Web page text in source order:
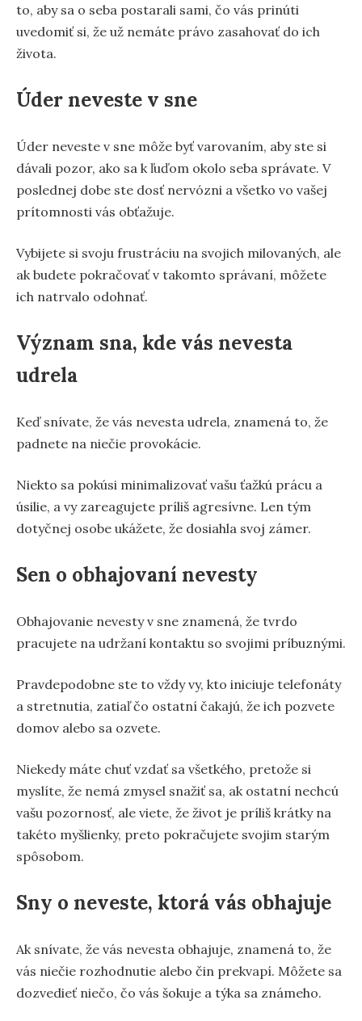
to, aby sa o seba postarali sami, čo vás prinúti
uvedomiť si, že už nemáte právo zasahovať do ich
života.
Úder neveste v sne
Úder neveste v sne môže byť varovaním, aby ste si
dávali pozor, ako sa k ľuďom okolo seba správate. V
poslednej dobe ste dosť nervózni a všetko vo vašej
prítomnosti vás obťažuje.
Vybijete si svoju frustráciu na svojich milovaných, ale
ak budete pokračovať v takomto správaní, môžete
ich natrvalo odohnať.
Význam sna, kde vás nevesta
udrela
Keď snívate, že vás nevesta udrela, znamená to, že
padnete na niečie provokácie.
Niekto sa pokúsi minimalizovať vašu ťažkú prácu a
úsilie, a vy zareagujete príliš agresívne. Len tým
dotyčnej osobe ukážete, že dosiahla svoj zámer.
Sen o obhajovaní nevesty
Obhajovanie nevesty v sne znamená, že tvrdo
pracujete na udržaní kontaktu so svojimi príbuznými.
Pravdepodobne ste to vždy vy, kto iniciuje telefonáty
a stretnutia, zatiaľ čo ostatní čakajú, že ich pozvete
domov alebo sa ozvete.
Niekedy máte chuť vzdať sa všetkého, pretože si
myslíte, že nemá zmysel snažiť sa, ak ostatní nechcú
vašu pozornosť, ale viete, že život je príliš krátky na
takéto myšlienky, preto pokračujete svojim starým
spôsobom.
Sny o neveste, ktorá vás obhajuje
Ak snívate, že vás nevesta obhajuje, znamená to, že
vás niečie rozhodnutie alebo čin prekvapí. Môžete sa
dozvedieť niečo, čo vás šokuje a týka sa známeho.